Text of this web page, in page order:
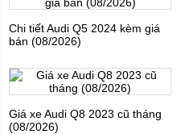
Chi tiết Audi Q5 2024 kèm giá
bán (08/2026)
Giá xe Audi Q8 2023 cũ tháng
(08/2026)